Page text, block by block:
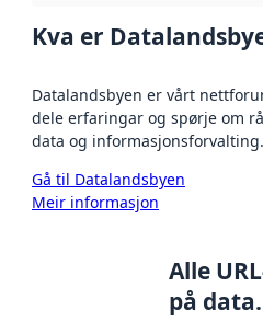
Kva er
Datalandsbyen er vårt
dele erfaringar og spørje om
data og informasjonsforvalting.
Gå til Datalandsbyen
Meir informasjon
Alle
på